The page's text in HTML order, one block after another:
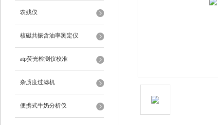
农残仪
核磁共振含油率测定仪
atp荧光检测仪校准
杂质度过滤机
便携式牛奶分析仪